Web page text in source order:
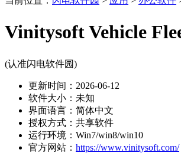
Vinitysoft Vehicle
(认准闪电软件园)
更新时间：2026-06-12
软件大小：未知
界面语言：简体中文
授权方式：共享软件
运行环境：Win7/win8/win10
官方网站： https://www.vinitysoft.com/